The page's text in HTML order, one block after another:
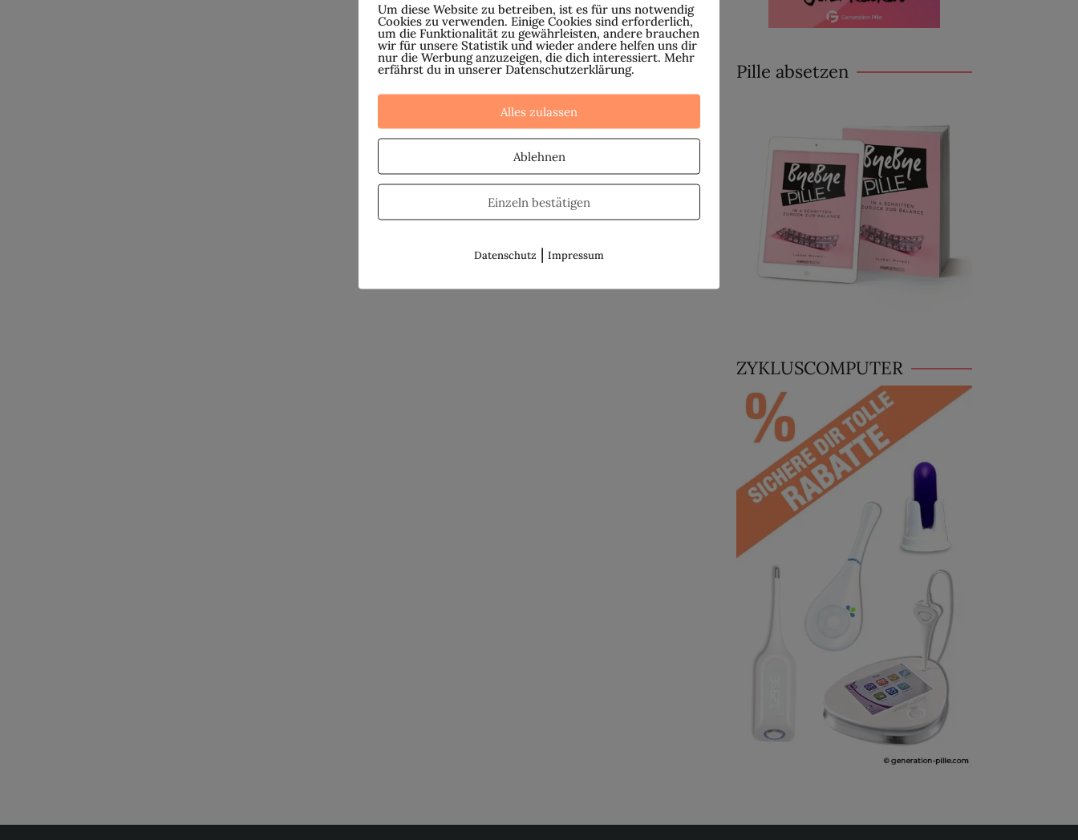
Pille absetzen
ZYKLUSCOMPUTER
Um diese Website zu betreiben, ist es für uns notwendig
Cookies zu verwenden. Einige Cookies sind erforderlich,
um die Funktionalität zu gewährleisten, andere brauchen
wir für unsere Statistik und wieder andere helfen uns dir
nur die Werbung anzuzeigen, die dich interessiert. Mehr
erfährst du in unserer Datenschutzerklärung.
Alles zulassen
Ablehnen
Einzeln bestätigen
Datenschutz | Impressum